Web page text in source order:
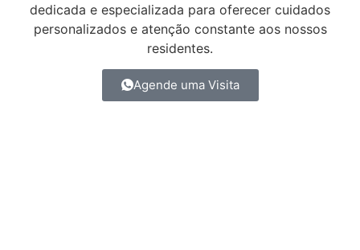
dedicada e especializada para oferecer cuidados
personalizados e atenção constante aos nossos
residentes.
Agende uma Visita